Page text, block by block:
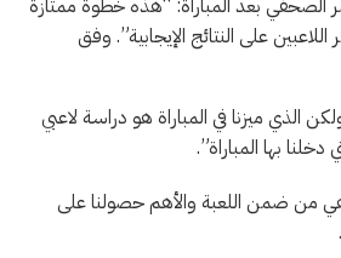
الصحفي بعد المباراة: “هذه خطوة ممتازة
على النتائج الإيجابية”. وفق
الذي ميزنا في المباراة هو دراسة لاعبي
بها المباراة”.
من ضمن اللعبة والأهم حصولنا على